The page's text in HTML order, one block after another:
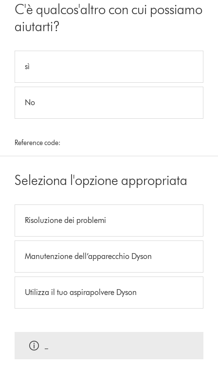
C'è qualcos'altro con cui possiamo
aiutarti?
sì
No
Reference code:
Seleziona l'opzione appropriata
Risoluzione dei problemi
Manutenzione dell’apparecchio Dyson
Utilizza il tuo aspirapolvere Dyson